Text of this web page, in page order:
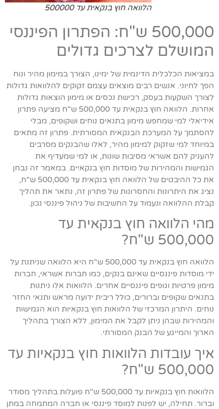
הלוואה חוץ בנקאית עד 500000
500,000 ש"ח: הפתרון הפיננסי
המושלם לצרכים גדולים
במציאות הכלכלית הדינמית של ימינו, הצורך במימון מהיר ונוח
הפך לחיוני. אנשים רבים מוצאים עצמם זקוקים להלוואות גדולות
לצורך השקעות בעסק, רכישת נכסים או מימון הוצאות גדולות
אחרות. הלוואה חוץ בנקאית עד 500,000 ש"ח מציעה פתרון
אידיאלי למי שמחפש מימון בתנאים נוחים ושקופים, מבלי
להסתמך על המערכת הבנקאית המסורתית. פתרון זה מתאים
במיוחד למי שזקוק למימון מהיר, לאלו שהבנקים מסרבים
להעניק להם אשראי מסיבות שונות, או למי שמעדיף את
הגמישות והמהירות של מוסדות חוץ בנקאיים. במאמר זה נבחן
את כל ההיבטים של הלוואה חוץ בנקאית עד 500,000 ש"ח,
נציג את היתרונות והחסרונות של פתרון זה, נתאר את תהליך
קבלת ההלוואה ונעמוד על החשיבות של ניהול פיננסי נכון.
מהי הלוואה חוץ בנקאית עד
500,000 ש"ח?
הלוואה חוץ בנקאית עד 500,000 ש"ח היא הלוואה שניתנת על
ידי מוסדות פיננסיים שאינם בנקים, כמו חברות אשראי, חברות
מימון פרטיות וגופים פיננסיים אחרים. הלוואות אלו ניתנות
בתנאים שקופים וברורים, כולל ריבית ידועה מראש ותנאי החזר
נוחים. היתרון המרכזי של הלוואות חוץ בנקאיות הוא הגמישות
והמהירות שבהן ניתן לקבל את המימון, ללא הצורך בתהליך
הארוך והמייגע של הבנק המסורתי.
איך עובדות הלוואות חוץ בנקאיות עד
500,000 ש"ח?
הלוואות חוץ בנקאיות עד 500,000 ש"ח פועלות בתהליך מסודר
וברור. תחילה, יש לפנות למוסד פיננסי או חברה המתמחה במתן